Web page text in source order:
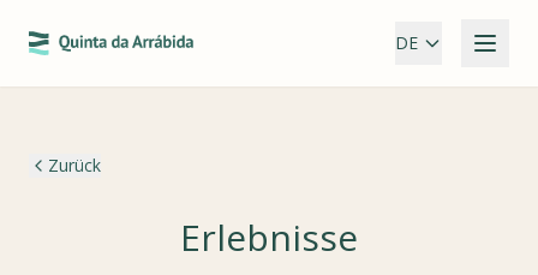
DE
Zurück
Erlebnisse